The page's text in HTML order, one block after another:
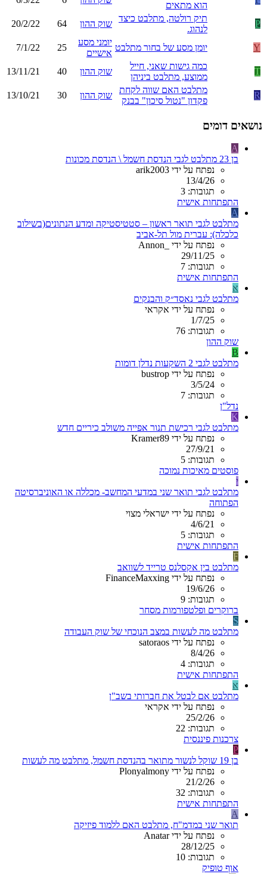
הוא מתאים
P
תיק רולטה, מתלבט כיצד
לנהוג.
שוק ההון 64
20/2/22
Y יומן מסע של בחור מתלבט
יומני מסע
אישיים
25
7/1/22
T
כמה גישות שאני, חייל
ממוצע, מתלבט ביניהן
שוק ההון 40
13/11/21
R
מתלבט האם שווה לקחת
פקדון "נטול סיכון" בבנק
שוק ההון 30
13/10/21
נושאים דומים
A
בן 23 מתלבט לגבי הנדסת חשמל \ הנדסת מכונות
נפתח על ידי arik2003
13/4/26
תגובות: 3
התפתחות אישית
A
מתלבט לגבי תואר ראשון – סטטיסטיקה ומדע הנתונים(בשילוב
כלכלה): עברית מול תל-אביב
נפתח על ידי _Annon
29/11/25
תגובות: 7
התפתחות אישית
א
מתלבט לגבי נאסד״ק והבנקים
נפתח על ידי אקראי
1/7/25
תגובות: 76
שוק ההון
B
מתלבט לגבי 2 השקעות נדלן דומות
נפתח על ידי bustrop
3/5/24
תגובות: 7
נדל"ן
K
מתלבט לגבי רכישת תנור אפייה משולב כיריים חדש
נפתח על ידי Kramer89
27/9/21
תגובות: 5
פוסטים מאיכות נמוכה
י
מתלבט לגבי תואר שני במדעי המחשב- מכללה או האוניברסיטה
הפתוחה
נפתח על ידי ישראלי מצוי
4/6/21
תגובות: 5
התפתחות אישית
F
מתלבט בין אקסלנס טרייד לשוואב
נפתח על ידי FinanceMaxxing
19/6/26
תגובות: 9
ברוקרים ופלטפורמות מסחר
S
מתלבט מה לעשות במצב הנוכחי של שוק העבודה
נפתח על ידי satoraos
8/4/26
תגובות: 4
התפתחות אישית
א
מתלבט אם לבטל את חברותי בשב"ן
נפתח על ידי אקראי
25/2/26
תגובות: 22
צרכנות פיננסית
P
בן 19 שוקל לנשור מתואר בהנדסת חשמל, מתלבט מה לעשות
נפתח על ידי Plonyalmony
21/2/26
תגובות: 32
התפתחות אישית
A
תואר שני במדמ"ח, מתלבט האם ללמוד פיזיקה
נפתח על ידי Anatar
28/12/25
תגובות: 10
אוף טופיק